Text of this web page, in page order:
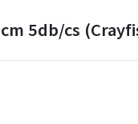
5db/cs